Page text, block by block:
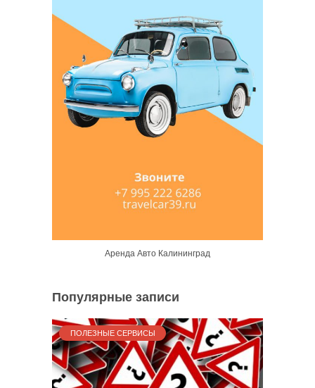
Аренда Авто Калининград
Популярные записи
ПОЛЕЗНЫЕ СЕРВИСЫ